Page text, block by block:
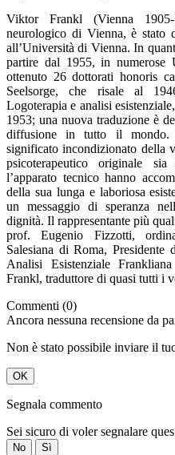
Viktor Frankl (Vienna
neurologico di Vienna, è stato
all’Università di Vienna. In
partire dal 1955, in
ottenuto 26 dottorati honoris
Seelsorge, che risale al
Logoterapia e analisi
1953; una nuova traduzione è
diffusione in tutto il
significato incondizionato della
psicoterapeutico originale
l’apparato tecnico hanno
della sua lunga e laboriosa
un messaggio di speranza
dignità. Il rappresentante più
prof. Eugenio Fizzotti,
Salesiana di Roma, Presidente
Analisi Esistenziale
Frankl, traduttore di quasi tutti i
Commenti (0)
Ancora nessuna recensione da
Non è stato possibile inviare il
OK
Segnala commento
Sei sicuro di voler segnalare
No Sì